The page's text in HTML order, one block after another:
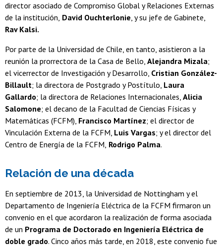
director asociado de Compromiso Global y Relaciones Externas
de la institución, David Ouchterlonie, y su jefe de Gabinete,
Rav Kalsi.
Por parte de la Universidad de Chile, en tanto, asistieron a la
reunión la prorrectora de la Casa de Bello, Alejandra Mizala;
el vicerrector de Investigación y Desarrollo, Cristian González-
Billault; la directora de Postgrado y Postítulo, Laura
Gallardo; la directora de Relaciones Internacionales, Alicia
Salomone; el decano de la Facultad de Ciencias Físicas y
Matemáticas (FCFM), Francisco Martínez; el director de
Vinculación Externa de la FCFM, Luis Vargas; y el director del
Centro de Energía de la FCFM, Rodrigo Palma.
Relación de una década
En septiembre de 2013, la Universidad de Nottingham y el
Departamento de Ingeniería Eléctrica de la FCFM firmaron un
convenio en el que acordaron la realización de forma asociada
de un Programa de Doctorado en Ingeniería Eléctrica de
doble grado. Cinco años más tarde, en 2018, este convenio fue